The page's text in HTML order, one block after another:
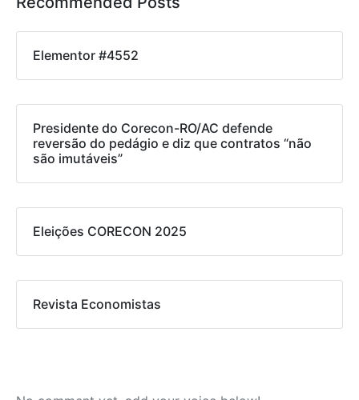
Elementor #4552
Presidente do Corecon-RO/AC defende
reversão do pedágio e diz que contratos “não
são imutáveis”
Eleições CORECON 2025
Revista Economistas